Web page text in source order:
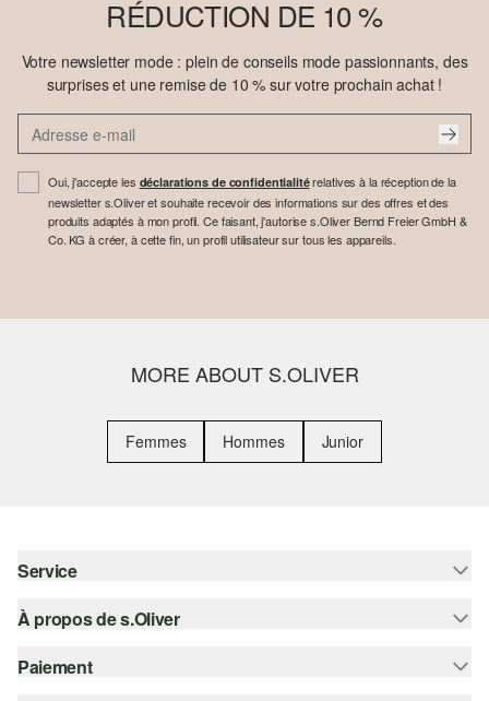
RÉDUCTION DE 10 %
Votre newsletter mode : plein de conseils mode passionnants, des
surprises et une remise de 10 % sur votre prochain achat !
Oui, j'accepte les déclarations de confidentialitérelatives à la réception de la
newsletter s.Oliver et souhaite recevoir des informations sur des offres et des
produits adaptés à mon profil. Ce faisant, j'autorise s.Oliver Bernd Freier GmbH &
Co. KG à créer, à cette fin, un profil utilisateur sur tous les appareils.
MORE ABOUT S.OLIVER
Femmes Hommes Junior
Service
Aide - FAQ
À propos de s.Oliver
S'abonner à la Newsletter
Paiement